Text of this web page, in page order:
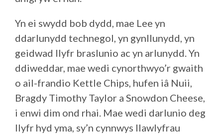
Yn ei swydd bob dydd, mae Lee yn
ddarlunydd technegol, yn gynllunydd, yn
geidwad llyfr braslunio ac yn arlunydd. Yn
ddiweddar, mae wedi cynorthwyo’r gwaith
o ail-frandio Kettle Chips, hufen iâ Nuii,
Bragdy Timothy Taylor a Snowdon Cheese,
i enwi dim ond rhai. Mae wedi darlunio deg
llyfr hyd yma, sy’n cynnwys llawlyfrau